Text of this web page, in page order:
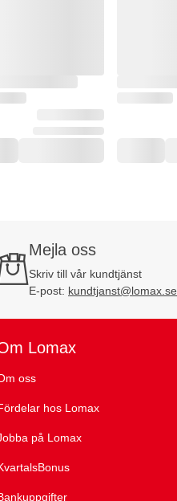
Mejla oss
Skriv till vår kundtjänst
E-post: kundtjanst@lomax.se
Lomax
oss
hos Lomax
på Lomax